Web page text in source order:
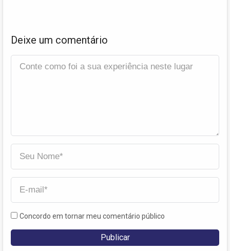
Deixe um comentário
Concordo em tornar meu comentário público